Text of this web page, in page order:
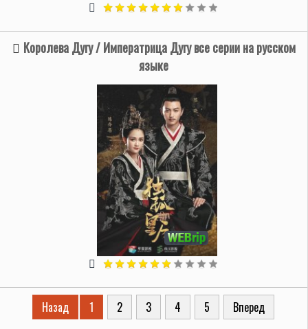
Королева Дугу / Императрица Дугу все серии на русском
языке
Назад 1 2 3 4 5 Вперед